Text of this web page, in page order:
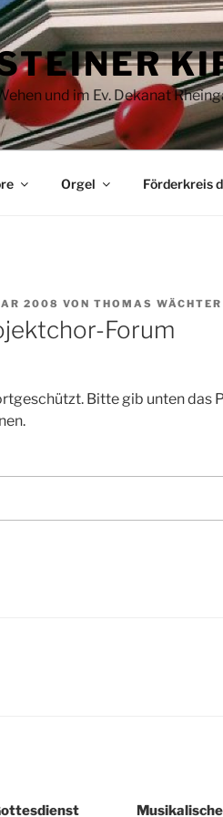
und im Ev. Dekanat
Orgel Förderkreis
2008 VON THOMAS WÄCHTER
Forum
Bitte gib unten das